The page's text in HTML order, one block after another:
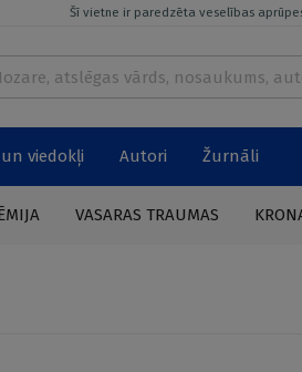
Šī vietne ir paredzēta veselības
viedokļi Autori Žurnāli
VASARAS TRAUMAS